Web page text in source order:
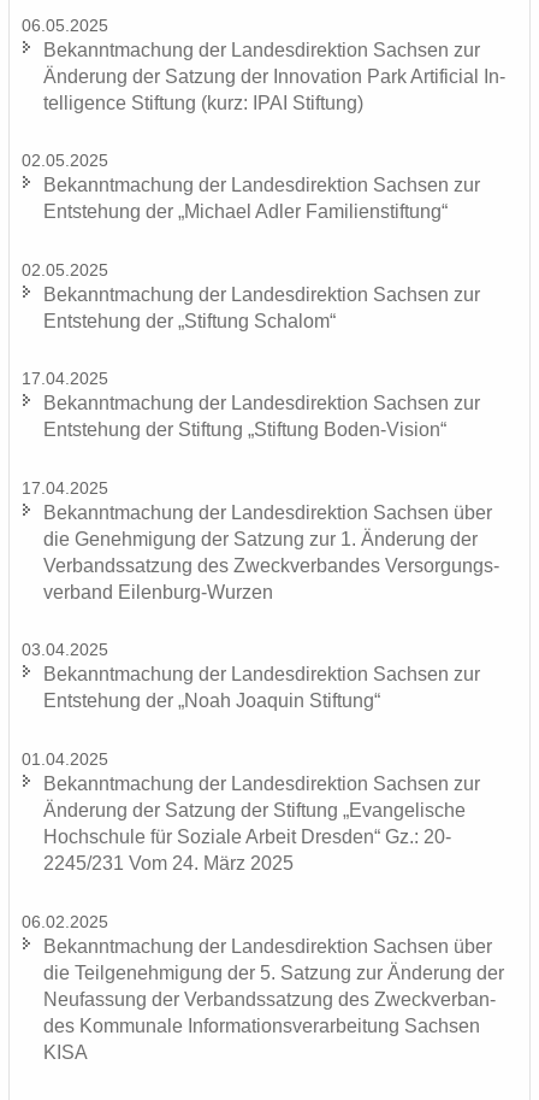
06.05.2025
Be­kannt­ma­chung der Lan­des­di­rek­ti­on Sach­sen zur
Än­de­rung der Sat­zung der In­no­va­ti­on Park Ar­ti­fi­ci­al In­
tel­li­gence Stif­tung (kurz: IPAI Stif­tung)
02.05.2025
Be­kannt­ma­chung der Lan­des­di­rek­ti­on Sach­sen zur
Ent­ste­hung der „Mi­cha­el Adler Fa­mi­li­en­stif­tung“
02.05.2025
Be­kannt­ma­chung der Lan­des­di­rek­ti­on Sach­sen zur
Ent­ste­hung der „Stif­tung Scha­lom“
17.04.2025
Be­kannt­ma­chung der Lan­des­di­rek­ti­on Sach­sen zur
Ent­ste­hung der Stif­tung „Stif­tung Boden-​Vision“
17.04.2025
Be­kannt­ma­chung der Lan­des­di­rek­ti­on Sach­sen über
die Ge­neh­mi­gung der Sat­zung zur 1. Än­de­rung der
Ver­bands­sat­zung des Zweck­ver­ban­des Ver­sor­gungs­
ver­band Eilenburg-​Wurzen
03.04.2025
Be­kannt­ma­chung der Lan­des­di­rek­ti­on Sach­sen zur
Ent­ste­hung der „Noah Joa­quin Stif­tung“
01.04.2025
Be­kannt­ma­chung der Lan­des­di­rek­ti­on Sach­sen zur
Än­de­rung der Sat­zung der Stif­tung „Evan­ge­li­sche
Hoch­schu­le für So­zia­le Ar­beit Dres­den“ Gz.: 20-
2245/231 Vom 24. März 2025
06.02.2025
Be­kannt­ma­chung der Lan­des­di­rek­ti­on Sach­sen über
die Teil­ge­neh­mi­gung der 5. Sat­zung zur Än­de­rung der
Neu­fas­sung der Ver­bands­sat­zung des Zweck­ver­ban­
des Kom­mu­na­le In­for­ma­ti­ons­ver­ar­bei­tung Sach­sen
KISA